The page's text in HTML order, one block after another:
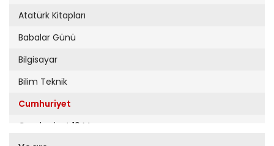
Atatürk Kitapları
Babalar Günü
Bilgisayar
Bilim Teknik
Cumhuriyet
Cumhuriyet 19 Mayıs